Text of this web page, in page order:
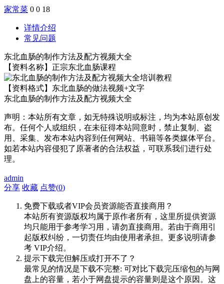
家常菜 0 0 18
详情介绍
常见问题
东北血肠的制作方法及配方视频大全
【资料名称】正宗东北血肠课程
【资料格式】东北血肠的做法视频+文字
东北血肠的制作方法及配方视频大全
声明：本站所有文章，如无特殊说明或标注，均为本站原创发
布。任何个人或组织，在未征得本站同意时，禁止复制、盗
用、采集、发布本站内容到任何网站、书籍等各类媒体平台。
如若本站内容侵犯了原著者的合法权益，可联系我们进行处
理。
admin
分享 收藏 点赞(0)
免费下载或者VIP会员资源能否直接商用？
本站所有资源版权均属于原作者所有，这里所提供资源
均只能用于参考学习用，请勿直接商用。若由于商用引
起版权纠纷，一切责任均由使用者承担。更多说明请参
考 VIP介绍。
提示下载完但解压或打开不了？
最常见的情况是下载不完整: 可对比下载完压缩包的与网
盘上的容量，若小于网盘提示的容量则是这个原因。这